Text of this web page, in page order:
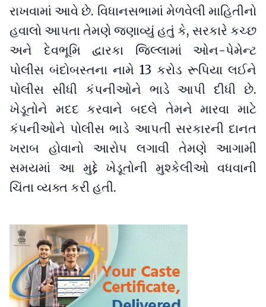
રાખવામાં આવે છે. વિધાનસભામાં મેળવેલી માહિતીનો
હવાલો આપતા તેમણે જણાવ્યું હતું કે, સરકારે કચ્છ
અને દેવભૂમિ દ્વારકા જિલ્લામાં ઓન-પેમેન્ટ
પોલીસ બંદોબસ્તના નામે 13 કરોડ રૂપિયા લઈને
પોલીસ સીધી કંપનીઓને ભાડે આપી દીધી છે.
ખેડૂતોને મદદ કરવાને બદલે તેમને મારવા માટે
કંપનીઓને પોલીસ ભાડે આપતી સરકારની દાનત
ખરાબ હોવાનો આરોપ લગાવી તેમણે આગામી
સમયમાં આ મુદ્દે ખેડૂતોની મુશ્કેલીઓ વધવાની
ચિંતા વ્યક્ત કરી હતી.